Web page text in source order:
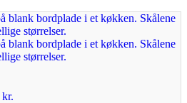
kr.